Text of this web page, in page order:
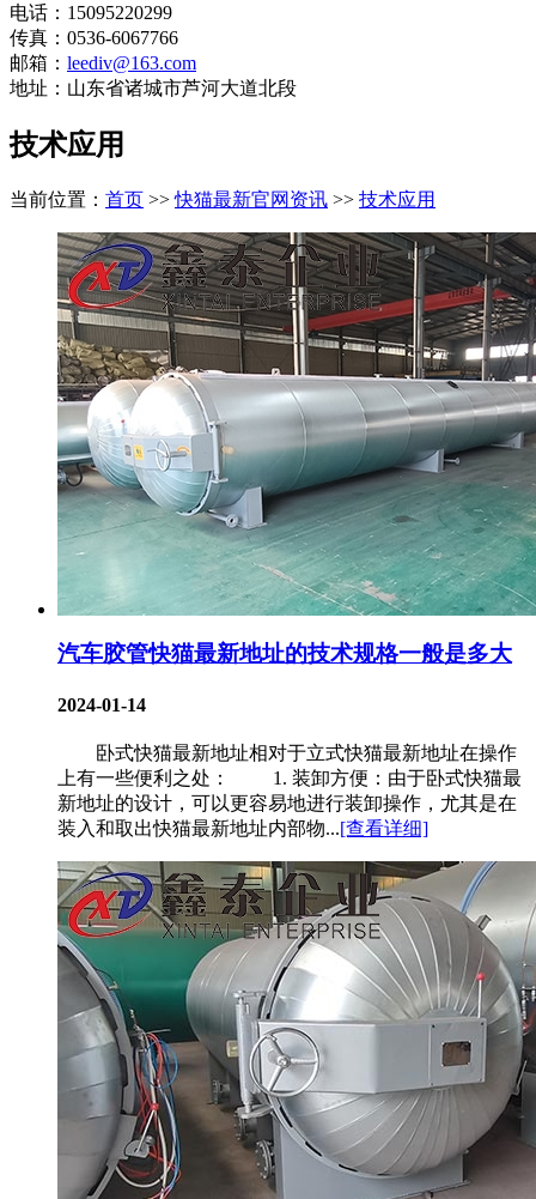
电话：15095220299
传真：0536-6067766
邮箱： leediv@163.com
地址：山东省诸城市芦河大道北段
技术应用
当前位置： 首页 >>快猫最新官网资讯 >> 技术应用
汽车胶管快猫最新地址的技术规格一般是多大
2024-01-14
卧式快猫最新地址相对于立式快猫最新地址在操作
上有一些便利之处： 1. 装卸方便：由于卧式快猫最
新地址的设计，可以更容易地进行装卸操作，尤其是在
装入和取出快猫最新地址内部物...[查看详细]